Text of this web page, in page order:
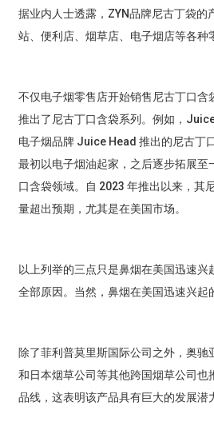
据业内人士透露，ZYN品牌尼古丁袋的
站、便利店、烟草店、电子烟店等各种
不仅电子烟零售店开始销售尼古丁口含
推出了尼古丁口含袋系列。例如，
电子烟品牌 Juice Head 推出的尼古丁
最初以电子烟油起家，之后逐步拓展至
口含袋领域。自 2023 年推出以来，其
量超出预期，尤其是在美国市场。
以上列举的三点只是鼻烟在美国迅速兴
全部原因。当然，鼻烟在美国迅速兴起
除了菲利普莫里斯国际公司之外，奥驰
和日本烟草公司等其他跨国烟草公司也
品线，这表明该产品具有巨大的发展潜